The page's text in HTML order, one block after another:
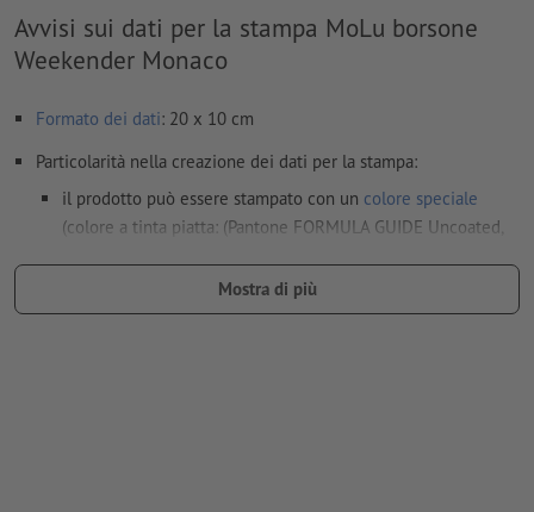
Avvisi sui dati per la stampa MoLu borsone
Weekender Monaco
Formato dei dati: 20 x 10 cm
Particolarità nella creazione dei dati per la stampa:
il prodotto può essere stampato con un colore speciale
(colore a tinta piatta: (Pantone FORMULA GUIDE Uncoated,
il materiale di supporto per la stampa può essere fatto
Mostra di più